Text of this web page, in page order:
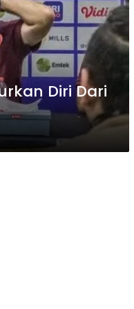
Diri Dari